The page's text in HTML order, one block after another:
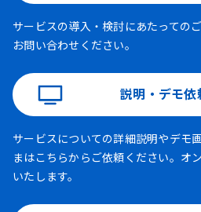
サービスの導入・検討にあたっての
お問い合わせください。
説明・デモ依
サービスについての詳細説明やデモ
まはこちらからご依頼ください。オ
いたします。